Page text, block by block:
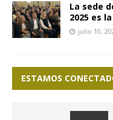
La sede
2025 es
julio 10,
ESTAMOS